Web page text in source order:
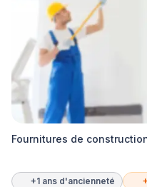
Fournitures de
+1 ans d'ancienneté